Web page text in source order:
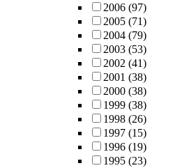
2006 (97)
2005 (71)
2004 (79)
2003 (53)
2002 (41)
2001 (38)
2000 (38)
1999 (38)
1998 (26)
1997 (15)
1996 (19)
1995 (23)